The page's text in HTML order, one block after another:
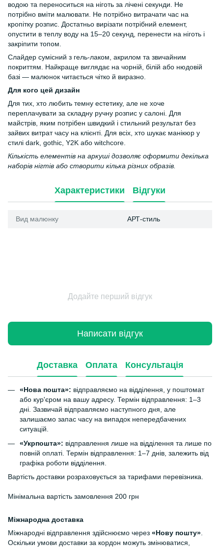
водою та переноситься на ніготь за лічені секунди. Не
потрібно вміти малювати. Не потрібно витрачати час на
кропітку розпис. Достатньо вирізати потрібний елемент,
опустити в теплу воду на 15–20 секунд, перенести на ніготь і
закріпити топом.
Слайдер сумісний з гель-лаком, акрилом та звичайним
покриттям. Найкраще виглядає на чорній, білій або нюдовій
базі — малюнок читається чітко й виразно.
Для кого цей дизайн
Для тих, хто любить темну естетику, але не хоче
переплачувати за складну ручну розпис у салоні. Для
майстрів, яким потрібен швидкий і стильний результат без
зайвих витрат часу на клієнті. Для всіх, хто шукає манікюр у
стилі dark, gothic, Y2K або witchcore.
Кількість елементів на аркуші дозволяє оформити декілька
наборів нігтів або створити кілька різних образів.
Характеристики Відгуки
Вид малюнку АРТ-стиль
Додайте перший відгук
Написати відгук
Доставка Оплата Консультація
«Нова пошта»: відправляємо на відділення, у поштомат
або кур'єром на вашу адресу. Термін відправлення: 1–3
дні. Зазвичай відправляємо наступного дня, але
залишаємо запас часу на випадок непередбачених
ситуацій.
«Укрпошта»: відправлення лише на відділення та лише по
повній оплаті. Термін відправлення: 1–7 днів, залежить від
графіка роботи відділення.
Вартість доставки розраховується за тарифами перевізника.
Мінімальна вартість замовлення 200 грн
Міжнародна доставка
Міжнародні відправлення здійснюємо через «Нову пошту»
Оскільки умови доставки за кордон можуть змінюватися,